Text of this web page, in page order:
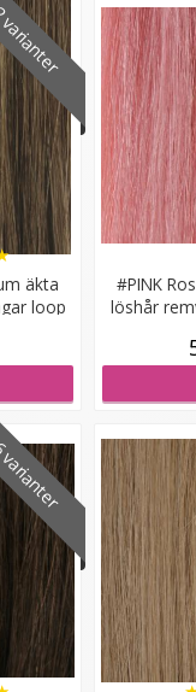
LÄGG I VARUKORG
äkta löshår
★
189 kr
äkta
loop
#PINK
löshår